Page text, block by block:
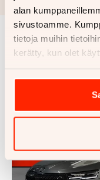
alan
sivustoamme.
tietoja muihin
kerätty, kun olet